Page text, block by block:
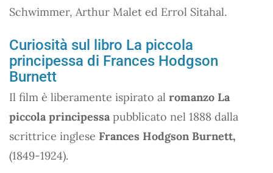
Schwimmer, Arthur Malet ed Errol Sitahal.
Curiosità sul libro La piccola
principessa di Frances Hodgson
Burnett
Il film è liberamente ispirato al romanzo La
piccola principessa pubblicato nel 1888 dalla
scrittrice inglese Frances Hodgson Burnett,
(1849-1924).